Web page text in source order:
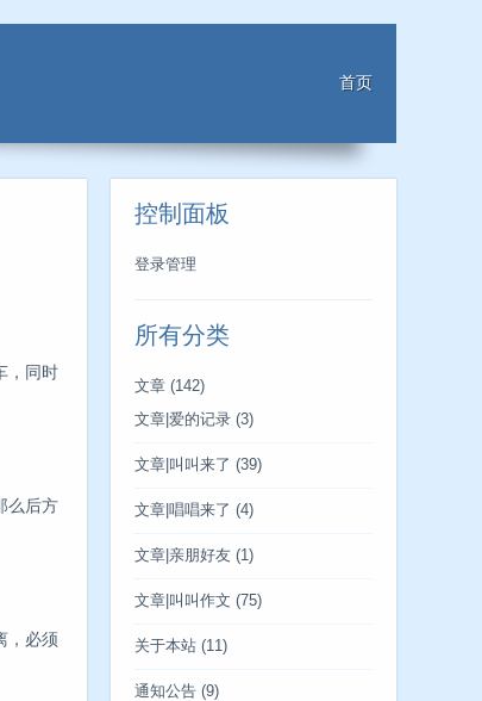
首页
，同时
么后方
，必须
控制面板
登录管理
所有分类
文章 (142)
文章|爱的记录 (3)
文章|叫叫来了 (39)
文章|唱唱来了 (4)
文章|亲朋好友 (1)
文章|叫叫作文 (75)
关于本站 (11)
通知公告 (9)